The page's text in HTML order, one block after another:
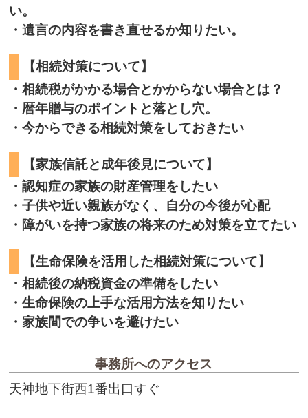
い。
・遺言の内容を書き直せるか知りたい。
【相続対策について】
・相続税がかかる場合とかからない場合とは？
・暦年贈与のポイントと落とし穴。
・今からできる相続対策をしておきたい
【家族信託と成年後見について】
・認知症の家族の財産管理をしたい
・子供や近い親族がなく、自分の今後が心配
・障がいを持つ家族の将来のため対策を立てたい
【生命保険を活用した相続対策について】
・相続後の納税資金の準備をしたい
・生命保険の上手な活用方法を知りたい
・家族間での争いを避けたい
事務所へのアクセス
天神地下街西1番出口すぐ